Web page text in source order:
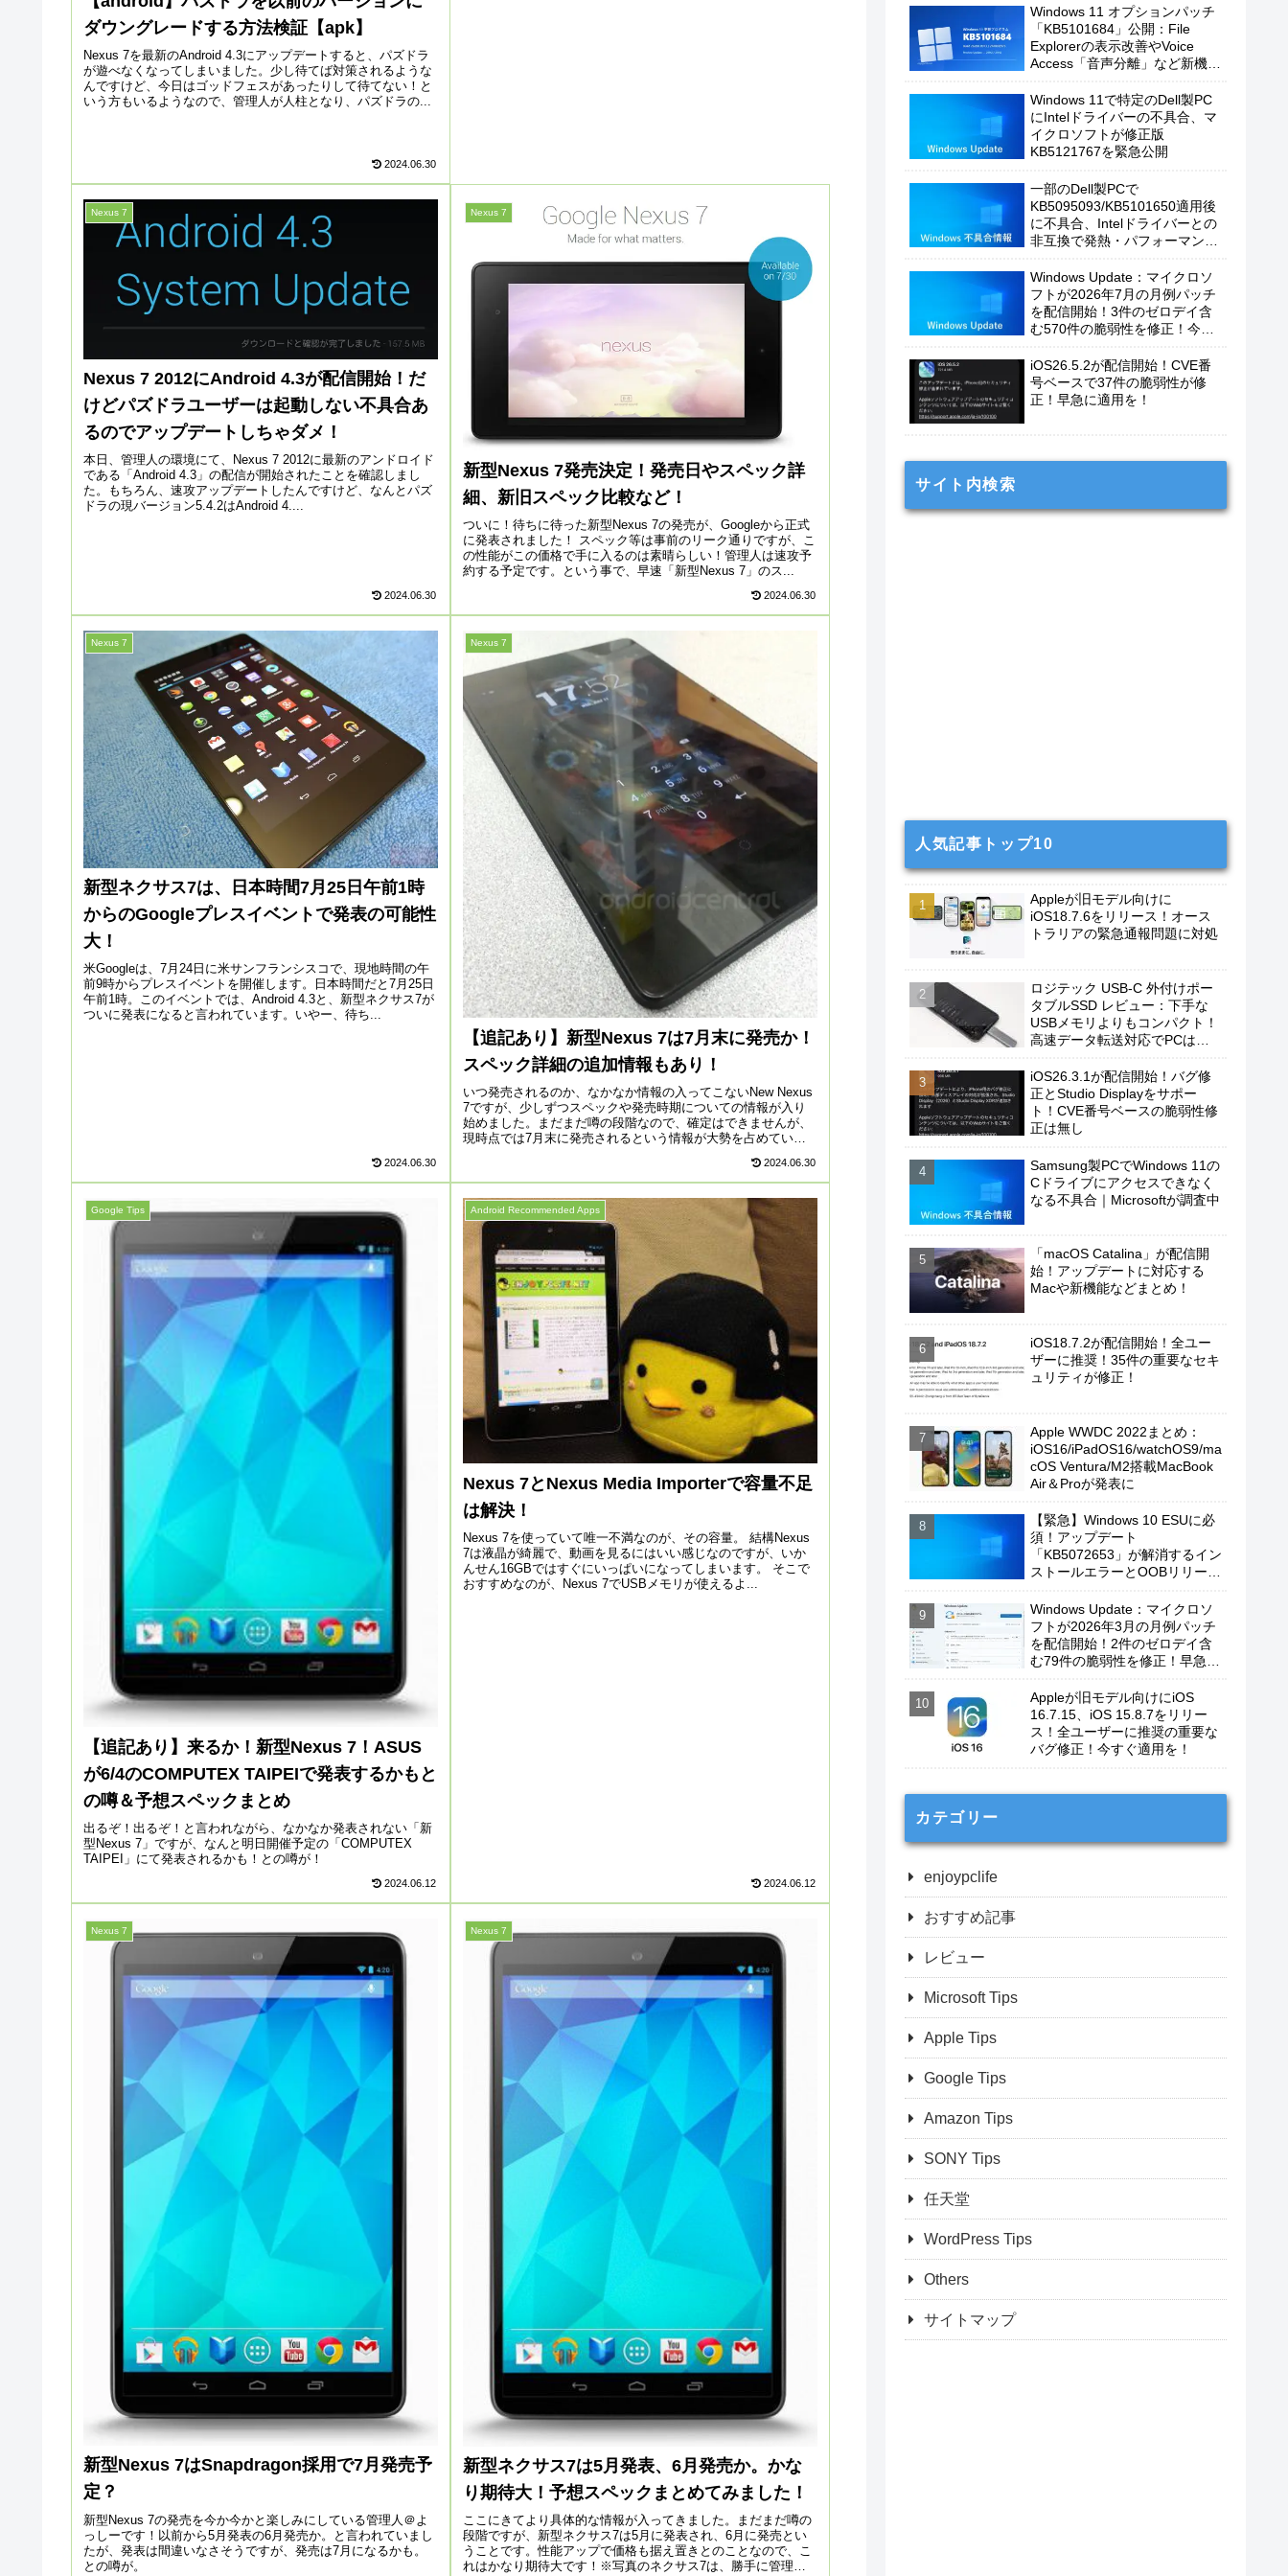
ダウングレードする方法検証【apk】
Nexus 7を最新のAndroid 4.3にアップデートすると、パズドラ
が遊べなくなってしまいました。少し待てば対策されるような
んですけど、今日はゴッドフェスがあったりして待てない！と
いう方もいるようなので、管理人が人柱となり、パズドラの...
2024.06.30
Nexus 7
Nexus 7 2012にAndroid 4.3が配信開始！だ
けどパズドラユーザーは起動しない不具合あ
るのでアップデートしちゃダメ！
本日、管理人の環境にて、Nexus 7 2012に最新のアンドロイド
である「Android 4.3」の配信が開始されたことを確認しまし
た。もちろん、速攻アップデートしたんですけど、なんとパズ
ドラの現バージョン5.4.2はAndroid 4....
2024.06.30
Nexus 7
新型Nexus 7発売決定！発売日やスペック詳
細、新旧スペック比較など！
ついに！待ちに待った新型Nexus 7の発売が、Googleから正式
に発表されました！ スペック等は事前のリーク通りですが、こ
の性能がこの価格で手に入るのは素晴らしい！管理人は速攻予
約する予定です。という事で、早速「新型Nexus 7」のス...
2024.06.30
Nexus 7
新型ネクサス7は、日本時間7月25日午前1時
からのGoogleプレスイベントで発表の可能性
大！
米Googleは、7月24日に米サンフランシスコで、現地時間の午
前9時からプレスイベントを開催します。日本時間だと7月25日
午前1時。このイベントでは、Android 4.3と、新型ネクサス7が
ついに発表になると言われています。いやー、待ち...
2024.06.30
Nexus 7
【追記あり】新型Nexus 7は7月末に発売か！
スペック詳細の追加情報もあり！
いつ発売されるのか、なかなか情報の入ってこないNew Nexus
7ですが、少しずつスペックや発売時期についての情報が入り
始めました。まだまだ噂の段階なので、確定はできませんが、
現時点では7月末に発売されるという情報が大勢を占めていま
2024.06.30
Google Tips
【追記あり】来るか！新型Nexus 7！ASUS
が6/4のCOMPUTEX TAIPEIで発表するかもと
の噂＆予想スペックまとめ
出るぞ！出るぞ！と言われながら、なかなか発表されない「新
型Nexus 7」ですが、なんと明日開催予定の「COMPUTEX
TAIPEI」にて発表されるかも！との噂が！
2024.06.12
Android Recommended Apps
Nexus 7とNexus Media Importerで容量不足
は解決！
Nexus 7を使っていて唯一不満なのが、その容量。 結構Nexus
7は液晶が綺麗で、動画を見るにはいい感じなのですが、いか
んせん16GBではすぐにいっぱいになってしまいます。 そこで
おすすめなのが、Nexus 7でUSBメモリが使えるよ...
2024.06.12
Nexus 7
新型Nexus 7はSnapdragon採用で7月発売予
定？
新型Nexus 7の発売を今か今かと楽しみにしている管理人＠よ
っしーです！以前から5月発表の6月発売か。と言われていまし
たが、発表は間違いなさそうですが、発売は7月になるかも。
との噂が。
Nexus 7
新型ネクサス7は5月発表、6月発売か。かな
り期待大！予想スペックまとめてみました！
ここにきてより具体的な情報が入ってきました。まだまだ噂の
段階ですが、新型ネクサス7は5月に発表され、6月に発売とい
うことです。性能アップで価格も据え置きとのことなので、こ
れはかなり期待大です！※写真のネクサス7は、勝手に管理人
Windows 11 オプションパッチ
「KB5101684」公開：File
Explorerの表示改善やVoice
Access「音声分離」など新機能
Windows 11で特定のDell製PC
にIntelドライバーの不具合、マ
イクロソフトが修正版
KB5121767を緊急公開
一部のDell製PCで
KB5095093/KB5101650適用後
に不具合、Intelドライバーとの
非互換で発熱・パフォーマンス
Windows Update：マイクロソ
フトが2026年7月の月例パッチ
を配信開始！3件のゼロデイ含
む570件の脆弱性を修正！今す
iOS26.5.2が配信開始！CVE番
号ベースで37件の脆弱性が修
正！早急に適用を！
サイト内検索
人気記事トップ10
Appleが旧モデル向けに
iOS18.7.6をリリース！オース
トラリアの緊急通報問題に対処
ロジテック USB-C 外付けポー
タブルSSD レビュー：下手な
USBメモリよりもコンパクト！
高速データ転送対応でPCは勿
もおすすめ！
iOS26.3.1が配信開始！バグ修
正とStudio Displayをサポー
ト！CVE番号ベースの脆弱性修
正は無し
Samsung製PCでWindows 11の
Cドライブにアクセスできなく
なる不具合｜Microsoftが調査中
「macOS Catalina」が配信開
始！アップデートに対応する
Macや新機能などまとめ！
iOS18.7.2が配信開始！全ユー
ザーに推奨！35件の重要なセキ
ュリティが修正！
Apple WWDC 2022まとめ：
iOS16/iPadOS16/watchOS9/ma
cOS Ventura/M2搭載MacBook
Air＆Proが発表に
【緊急】Windows 10 ESUに必
須！アップデート
「KB5072653」が解消するイン
ストールエラーとOOBリリース
Windows Update：マイクロソ
フトが2026年3月の月例パッチ
を配信開始！2件のゼロデイ含
む79件の脆弱性を修正！早急に
Appleが旧モデル向けにiOS
16.7.15、iOS 15.8.7をリリー
ス！全ユーザーに推奨の重要な
バグ修正！今すぐ適用を！
カテゴリー
enjoypclife
おすすめ記事
レビュー
Microsoft Tips
Apple Tips
Google Tips
Amazon Tips
SONY Tips
任天堂
WordPress Tips
Others
サイトマップ